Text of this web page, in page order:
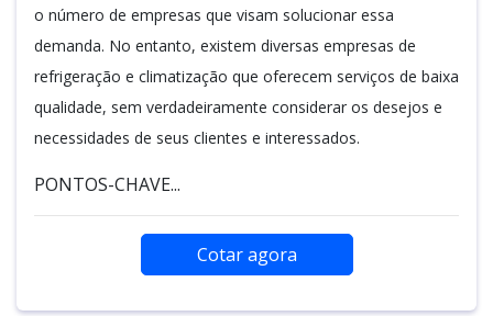
o número de empresas que visam solucionar essa
demanda. No entanto, existem diversas empresas de
refrigeração e climatização que oferecem serviços de baixa
qualidade, sem verdadeiramente considerar os desejos e
necessidades de seus clientes e interessados.
PONTOS-CHAVE...
Cotar agora